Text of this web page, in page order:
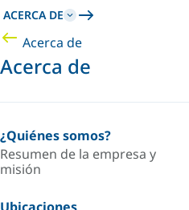
ACERCA DE
Acerca de
Acerca de
¿Quiénes somos?
Resumen de la empresa y
misión